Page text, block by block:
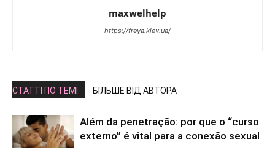
maxwelhelp
https://freya.kiev.ua/
СТАТТІ ПО ТЕМІ БІЛЬШЕ ВІД АВТОРА
Além da penetração: por que o “curso
externo” é vital para a conexão sexual